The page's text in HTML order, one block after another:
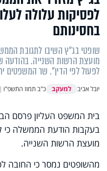
לפסיקות עלולה
בחסינותם
שופטי בג"ץ השיבו לתגובת
מועצת הרשות השנייה. בהודעה
לפעול לפי הדין". שר המשפטים
יובל אביב למעקב כ"ב תמוז התשפ"ו |
בית המשפט העליון פרסם
בעקבות הודעת הממשלה כי
מועצת הרשות השנייה.
מהשופטים נמסר כי החובה